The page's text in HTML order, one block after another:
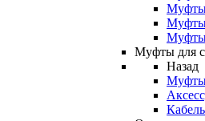
Муфты
Муфты
Муфты для
Назад
Муфты